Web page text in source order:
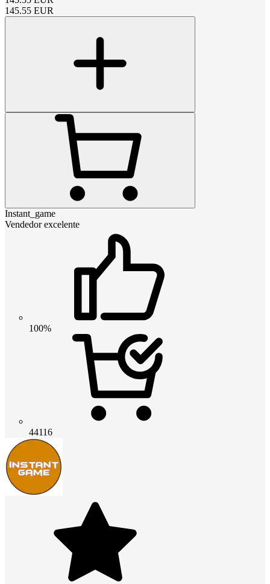
145.55 EUR
Instant_game
Vendedor excelente
100%
44116